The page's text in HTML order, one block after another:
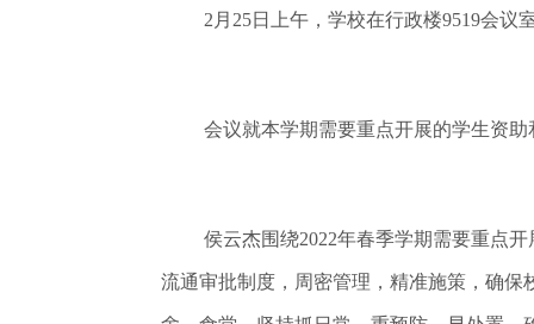
2月25日上午，学校在行政楼9519会
会议就本学期需要重点开展的学生资
侯云杰围绕2022年春季学期需要重点
流通审批制度，周密管理，精准施策，确保